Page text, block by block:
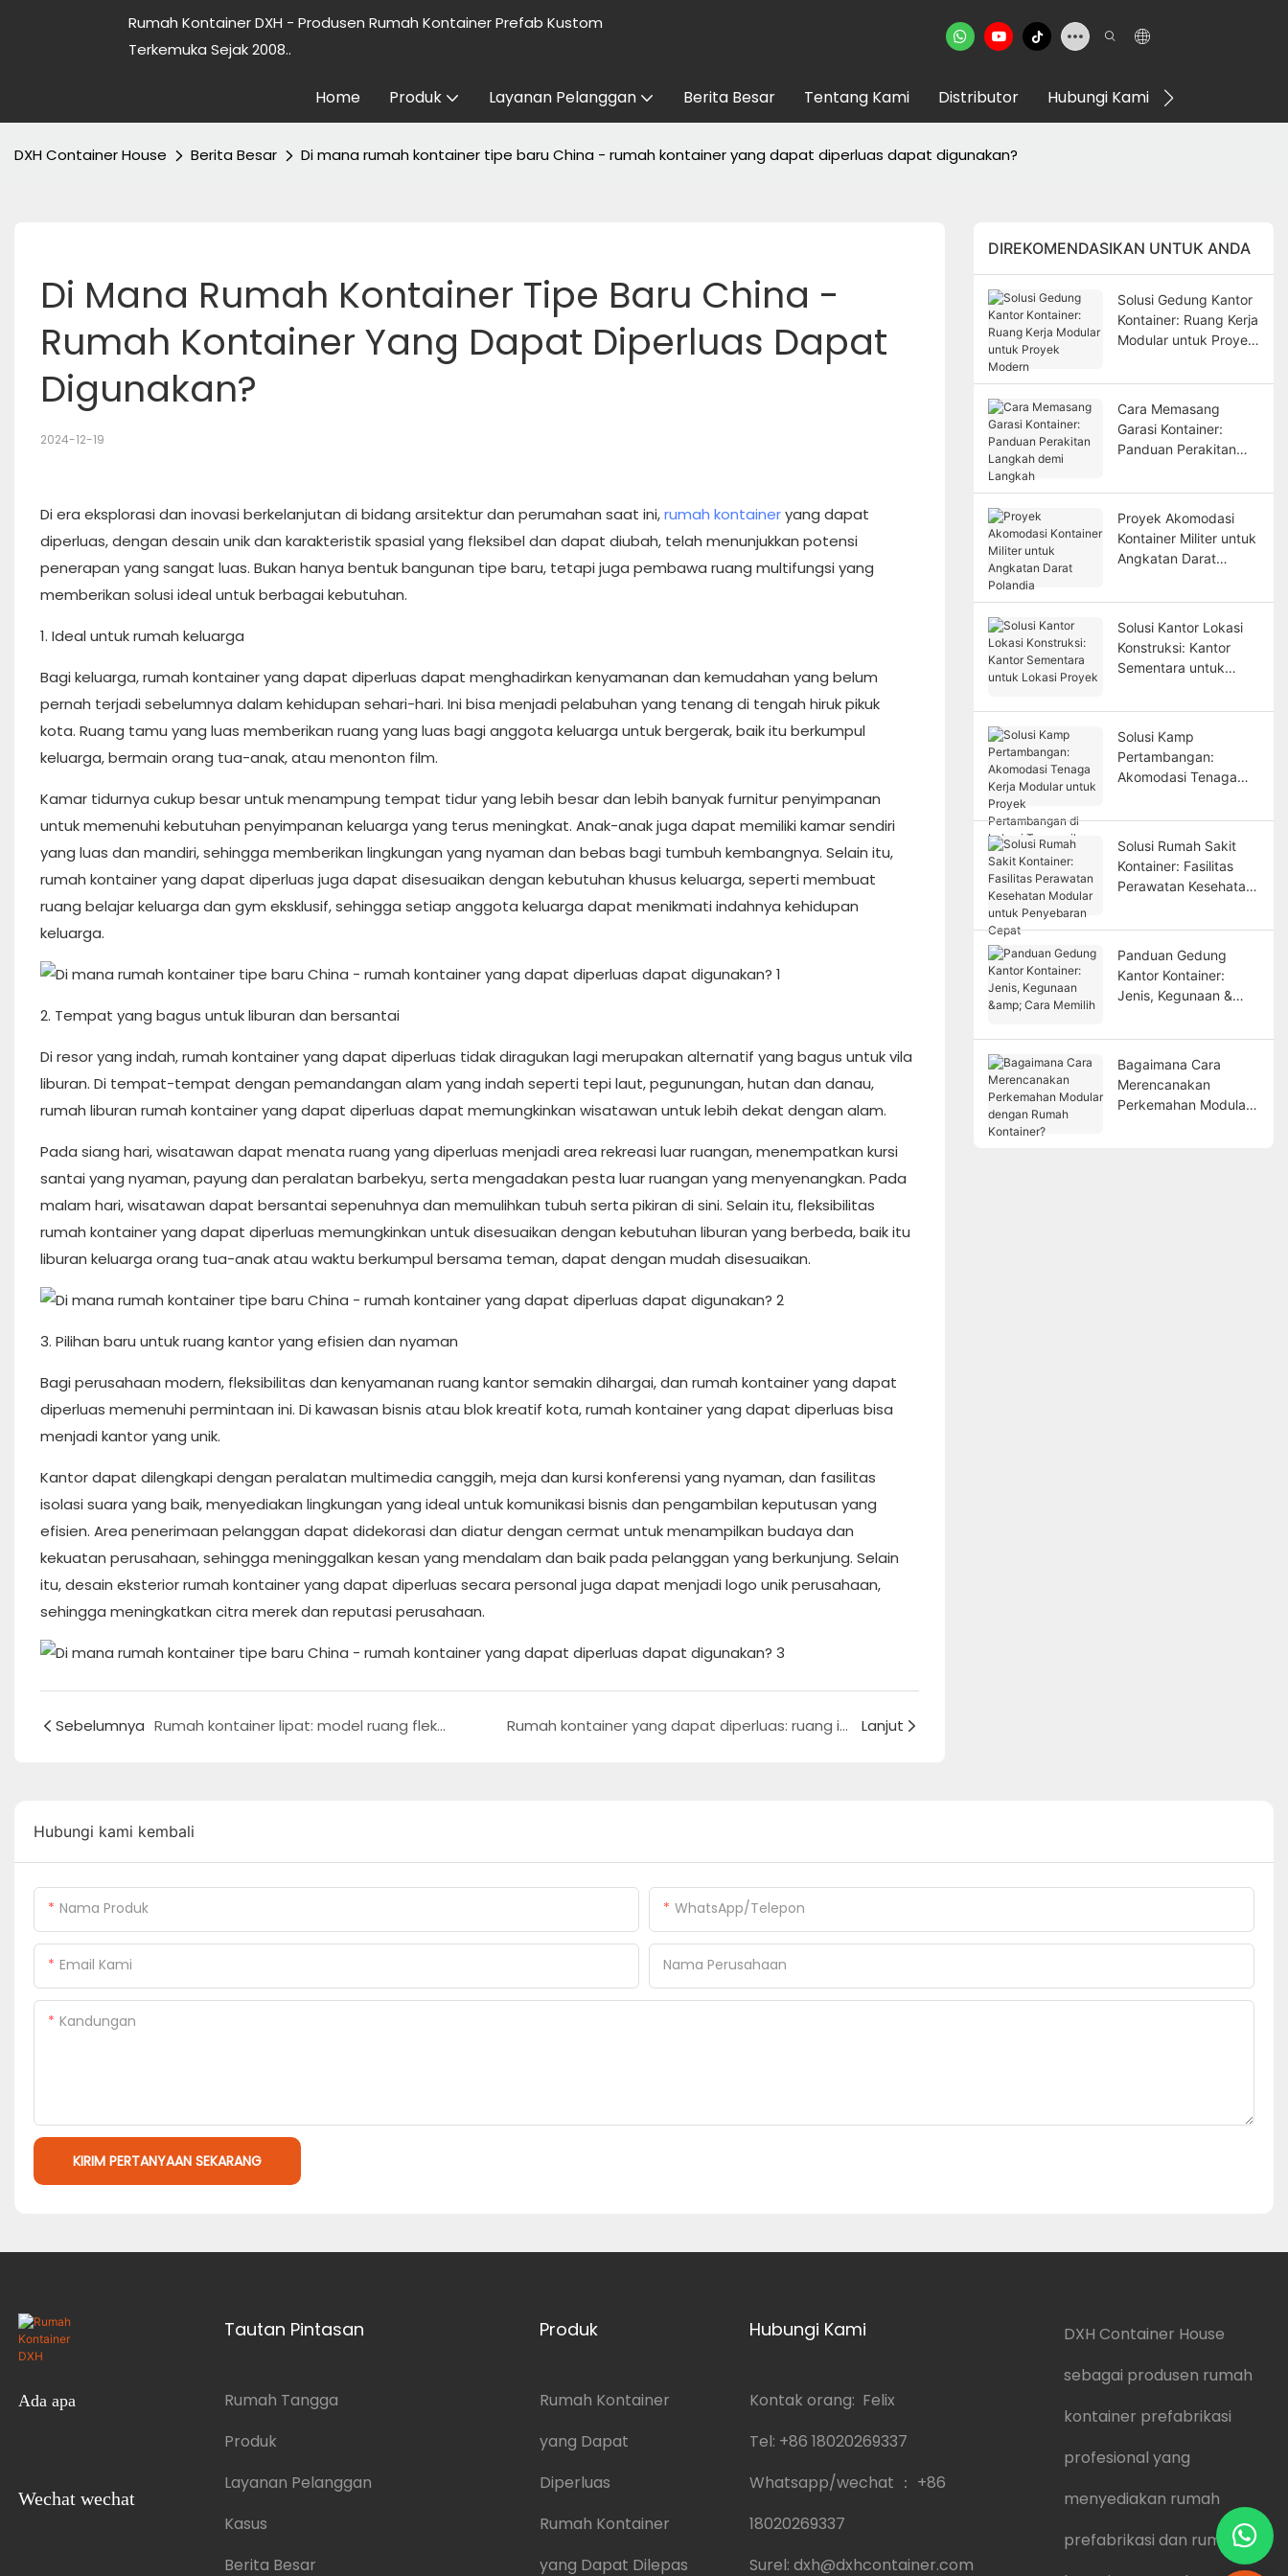
Rumah Kontainer DXH - Produsen Rumah Kontainer Prefab Kustom
Terkemuka Sejak 2008..
Home Produk Layanan Pelanggan Berita Besar Tentang Kami Distributor Hubungi Kami
DXH Container House Berita Besar Di mana rumah kontainer tipe baru China - rumah kontainer yang dapat diperluas dapat digunakan?
Di Mana Rumah Kontainer Tipe Baru China -
Rumah Kontainer Yang Dapat Diperluas Dapat
Digunakan?
2024-12-19
Di era eksplorasi dan inovasi berkelanjutan di bidang arsitektur dan perumahan saat ini,rumah kontaineryang dapat
diperluas, dengan desain unik dan karakteristik spasial yang fleksibel dan dapat diubah, telah menunjukkan potensi
penerapan yang sangat luas. Bukan hanya bentuk bangunan tipe baru, tetapi juga pembawa ruang multifungsi yang
memberikan solusi ideal untuk berbagai kebutuhan.
1. Ideal untuk rumah keluarga
Bagi keluarga, rumah kontainer yang dapat diperluas dapat menghadirkan kenyamanan dan kemudahan yang belum
pernah terjadi sebelumnya dalam kehidupan sehari-hari. Ini bisa menjadi pelabuhan yang tenang di tengah hiruk pikuk
kota. Ruang tamu yang luas memberikan ruang yang luas bagi anggota keluarga untuk bergerak, baik itu berkumpul
keluarga, bermain orang tua-anak, atau menonton film.
Kamar tidurnya cukup besar untuk menampung tempat tidur yang lebih besar dan lebih banyak furnitur penyimpanan
untuk memenuhi kebutuhan penyimpanan keluarga yang terus meningkat. Anak-anak juga dapat memiliki kamar sendiri
yang luas dan mandiri, sehingga memberikan lingkungan yang nyaman dan bebas bagi tumbuh kembangnya. Selain itu,
rumah kontainer yang dapat diperluas juga dapat disesuaikan dengan kebutuhan khusus keluarga, seperti membuat
ruang belajar keluarga dan gym eksklusif, sehingga setiap anggota keluarga dapat menikmati indahnya kehidupan
keluarga.
2. Tempat yang bagus untuk liburan dan bersantai
Di resor yang indah, rumah kontainer yang dapat diperluas tidak diragukan lagi merupakan alternatif yang bagus untuk vila
liburan. Di tempat-tempat dengan pemandangan alam yang indah seperti tepi laut, pegunungan, hutan dan danau,
rumah liburan rumah kontainer yang dapat diperluas dapat memungkinkan wisatawan untuk lebih dekat dengan alam.
Pada siang hari, wisatawan dapat menata ruang yang diperluas menjadi area rekreasi luar ruangan, menempatkan kursi
santai yang nyaman, payung dan peralatan barbekyu, serta mengadakan pesta luar ruangan yang menyenangkan. Pada
malam hari, wisatawan dapat bersantai sepenuhnya dan memulihkan tubuh serta pikiran di sini. Selain itu, fleksibilitas
rumah kontainer yang dapat diperluas memungkinkan untuk disesuaikan dengan kebutuhan liburan yang berbeda, baik itu
liburan keluarga orang tua-anak atau waktu berkumpul bersama teman, dapat dengan mudah disesuaikan.
3. Pilihan baru untuk ruang kantor yang efisien dan nyaman
Bagi perusahaan modern, fleksibilitas dan kenyamanan ruang kantor semakin dihargai, dan rumah kontainer yang dapat
diperluas memenuhi permintaan ini. Di kawasan bisnis atau blok kreatif kota, rumah kontainer yang dapat diperluas bisa
menjadi kantor yang unik.
Kantor dapat dilengkapi dengan peralatan multimedia canggih, meja dan kursi konferensi yang nyaman, dan fasilitas
isolasi suara yang baik, menyediakan lingkungan yang ideal untuk komunikasi bisnis dan pengambilan keputusan yang
efisien. Area penerimaan pelanggan dapat didekorasi dan diatur dengan cermat untuk menampilkan budaya dan
kekuatan perusahaan, sehingga meninggalkan kesan yang mendalam dan baik pada pelanggan yang berkunjung. Selain
itu, desain eksterior rumah kontainer yang dapat diperluas secara personal juga dapat menjadi logo unik perusahaan,
sehingga meningkatkan citra merek dan reputasi perusahaan.
Sebelumnya Rumah kontainer lipat: model ruang fleksibel yang inovatif Rumah kontainer yang dapat diperluas: ruang inovatif, potensi tak terbatas Lanjut
DIREKOMENDASIKAN UNTUK ANDA
Solusi Gedung Kantor
Kontainer: Ruang Kerja
Modular untuk Proyek
Cara Memasang
Garasi Kontainer:
Panduan Perakitan
Langkah
Proyek Akomodasi
Kontainer Militer untuk
Angkatan Darat
Solusi Kantor Lokasi
Konstruksi: Kantor
Sementara untuk
Solusi Kamp
Pertambangan:
Akomodasi Tenaga
Proyek Pertambangan
di Lokasi Terpencil
Solusi Rumah Sakit
Kontainer: Fasilitas
Perawatan Kesehatan
Penyebaran Cepat
Panduan Gedung
Kantor Kontainer:
Jenis, Kegunaan &
Bagaimana Cara
Merencanakan
Perkemahan Modular
Hubungi kami kembali
Nama Produk WhatsApp/Telepon
Email Kami Nama Perusahaan
Kandungan
KIRIM PERTANYAAN SEKARANG
Ada apa
Wechat wechat
Tautan Pintasan
Rumah Tangga
Produk
Layanan Pelanggan
Kasus
Berita Besar
Produk
Rumah Kontainer
yang Dapat
Diperluas
Rumah Kontainer
yang Dapat Dilepas
Hubungi Kami
Kontak orang: Felix
Tel: +86 18020269337
Whatsapp/wechat ： +86
18020269337
Surel: dxh@dxhcontainer.com
DXH Container House
sebagai produsen rumah
kontainer prefabrikasi
profesional yang
menyediakan rumah
prefabrikasi dan rumah